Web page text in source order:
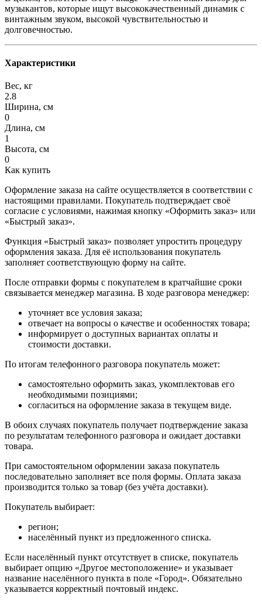
музыкантов, которые ищут высококачественный динамик с
винтажным звуком, высокой чувствительностью и
долговечностью.
Характеристики
Вес, кг
2.8
Ширина, см
0
Длина, см
1
Высота, см
0
Как купить
Оформление заказа на сайте осуществляется в соответствии с
настоящими правилами. Покупатель подтверждает своё
согласие с условиями, нажимая кнопку «Оформить заказ» или
«Быстрый заказ».
Функция «Быстрый заказ» позволяет упростить процедуру
оформления заказа. Для её использования покупатель
заполняет соответствующую форму на сайте.
После отправки формы с покупателем в кратчайшие сроки
связывается менеджер магазина. В ходе разговора менеджер:
уточняет все условия заказа;
отвечает на вопросы о качестве и особенностях товара;
информирует о доступных вариантах оплаты и
стоимости доставки.
По итогам телефонного разговора покупатель может:
самостоятельно оформить заказ, укомплектовав его
необходимыми позициями;
согласиться на оформление заказа в текущем виде.
В обоих случаях покупатель получает подтверждение заказа
по результатам телефонного разговора и ожидает доставки
товара.
При самостоятельном оформлении заказа покупатель
последовательно заполняет все поля формы. Оплата заказа
производится только за товар (без учёта доставки).
Покупатель выбирает:
регион;
населённый пункт из предложенного списка.
Если населённый пункт отсутствует в списке, покупатель
выбирает опцию «Другое местоположение» и указывает
название населённого пункта в поле «Город». Обязательно
указывается корректный почтовый индекс.